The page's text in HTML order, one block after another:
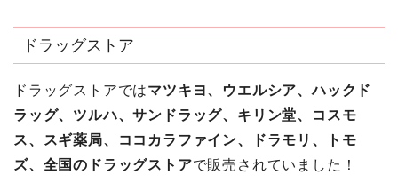
ドラッグストア
ドラッグストアではマツキヨ、ウエルシア、ハックド
ラッグ、ツルハ、サンドラッグ、キリン堂、コスモ
ス、スギ薬局、ココカラファイン、ドラモリ、トモ
ズ、全国のドラッグストアで販売されていました！